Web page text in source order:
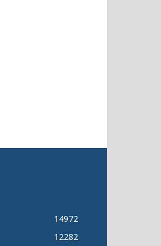
14972
12282